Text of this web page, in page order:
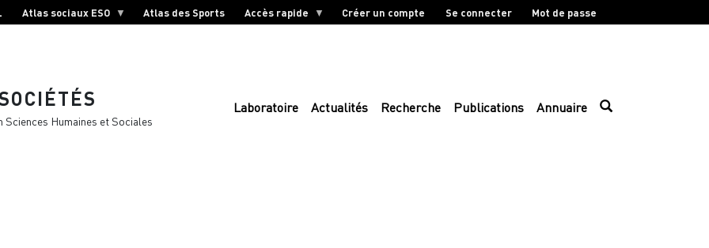
Atlas sociaux ESO Atlas des Sports Accès rapide Créer un compte Se connecter Mot de passe
Humaines et Sociales
Laboratoire Actualités Recherche Publications Annuaire